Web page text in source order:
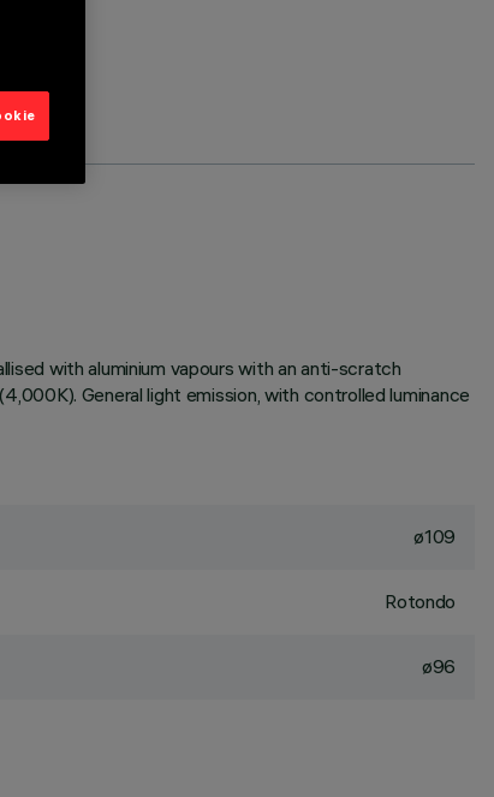
with aluminium vapours with an anti-scratch
General light emission, with controlled luminance
ø109
Rotondo
ø96